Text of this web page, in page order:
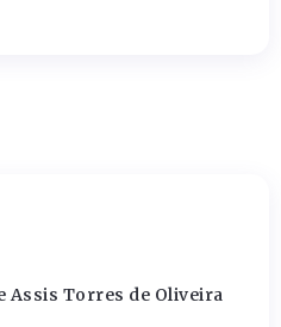
Assis Torres de Oliveira